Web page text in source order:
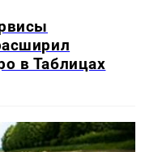
в Таблицах